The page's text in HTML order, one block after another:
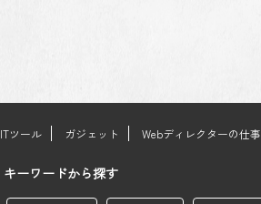
ITツール ガジェット Webディレクターの仕事
キーワードから探す